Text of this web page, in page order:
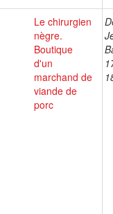
Le chirurgien
nègre.
Boutique
d'un
marchand de
viande de
porc